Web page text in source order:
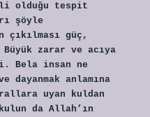
olduğu tespit
şöyle
güç,
zarar ve acıya
Bela insan ne
dayanmak anlamına
uyan kuldan
da Allah’ın